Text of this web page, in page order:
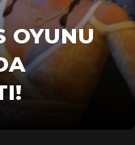
OYUNU